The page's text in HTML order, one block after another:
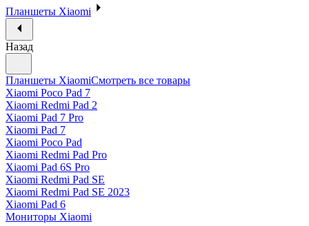
Планшеты Xiaomi
Назад
Планшеты XiaomiСмотреть все товары
Xiaomi Poco Pad 7
Xiaomi Redmi Pad 2
Xiaomi Pad 7 Pro
Xiaomi Pad 7
Xiaomi Poco Pad
Xiaomi Redmi Pad Pro
Xiaomi Pad 6S Pro
Xiaomi Redmi Pad SE
Xiaomi Redmi Pad SE 2023
Xiaomi Pad 6
Мониторы Xiaomi